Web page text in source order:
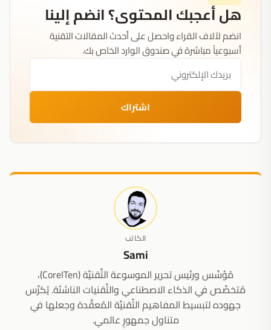
هل أعجبك المحتوى؟ انضم إلينا
انضم لآلاف القراء واحصل على أحدث المقالات التقنية
أسبوعياً مباشرة في صندوق الوارد الخاص بك.
اشتراك
الكاتب
Sami
مُؤسِّس ورئيس تحرير الموسوعة التِّقنيَّة (CoreITen)،
مُتخصِّص في الذكاء الاصطناعي والتِّقنيات الناشئة. يُكرِّس
جهوده لتبسيط المفاهيم التِّقنيَّة المُعقَّدة وجعلها في
متناول جمهورٍ عالمي.